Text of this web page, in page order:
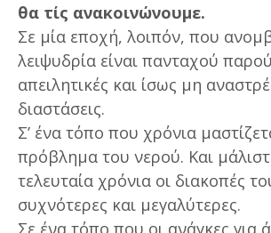
θα τίς ανακοινώνουμε.
Σε μία εποχή, λοιπόν, που
λειψυδρία είναι πανταχού
απειλητικές και ίσως μη
διαστάσεις.
Σ’ ένα τόπο που χρόνια
πρόβλημα του νερού. Και
τελευταία χρόνια οι διακοπές
συχνότερες και μεγαλύτερες.
Σε ένα τόπο που οι ανάγκες για